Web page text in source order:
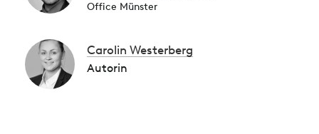
Office Münster
Carolin Westerberg
Autorin